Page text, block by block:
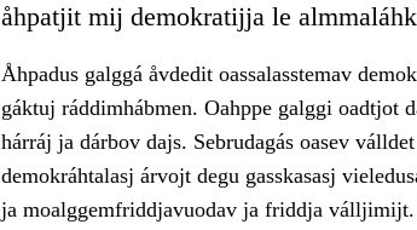
åhpatjit mij demokratijja le
Åhpadus galggá åvdedit oassalasstemav
gáktuj ráddimhábmen. Oahppe galggi oadtjot
hárráj ja dárbov dajs. Sebrudagás oasev
demokráhtalasj árvojt degu gasskasasj
ja moalggemfriddjavuodav ja friddja